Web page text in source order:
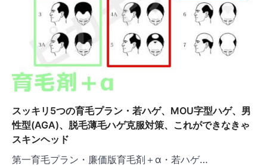
スッキリ5つの育毛プラン・若ハゲ、MOU字型ハゲ、男
性型(AGA)、脱毛薄毛ハゲ克服対策、これができなきゃ
スキンヘッド
第一育毛プラン・廉価版育毛剤＋α・若ハゲ…